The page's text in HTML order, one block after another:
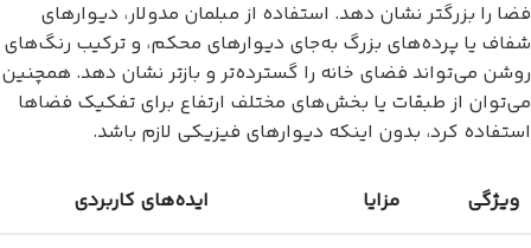
فضا را بزرگتر نشان دهد. استفاده از مبلمان مدولار، دیوارهای
شفاف یا پرده‌های بزرگ به‌جای دیوارهای محکم، و ترکیب رنگ‌های
روشن می‌تواند فضای خانه را گسترده‌تر و بازتر نشان دهد. همچنین
می‌توان از طبقات یا بخش‌های مختلف ارتفاع برای تفکیک فضاها
استفاده کرد، بدون اینکه دیوارهای فیزیکی لازم باشد.
ویژگی مزایا ایده‌های کاربردی